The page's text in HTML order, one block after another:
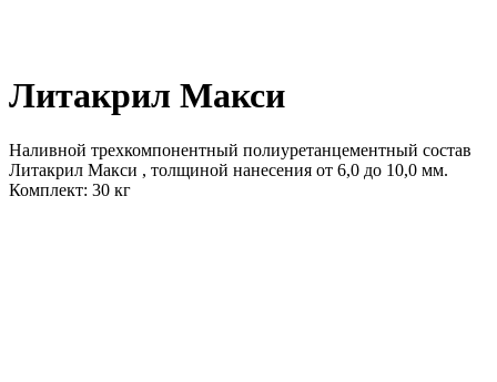
Литакрил Макси
Наливной трехкомпонентный полиуретанцементный состав
Литакрил Макси , толщиной нанесения от 6,0 до 10,0 мм.
Комплект: 30 кг